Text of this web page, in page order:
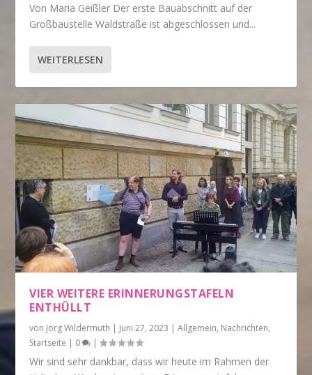
Von Maria Geißler Der erste Bauabschnitt auf der
Großbaustelle Waldstraße ist abgeschlossen und...
WEITERLESEN
VIER WEITERE ERINNERUNGSTAFELN
ENTHÜLLT
von Jörg Wildermuth | Juni 27, 2023 |Allgemein, Nachrichten,
Startseite | 0 |
Wir sind sehr dankbar, dass wir heute im Rahmen der